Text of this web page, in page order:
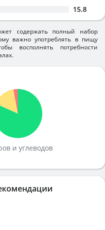
15.8
содержать полный набор
важно употреблять в пищу
восполнять потребности
и углеводов